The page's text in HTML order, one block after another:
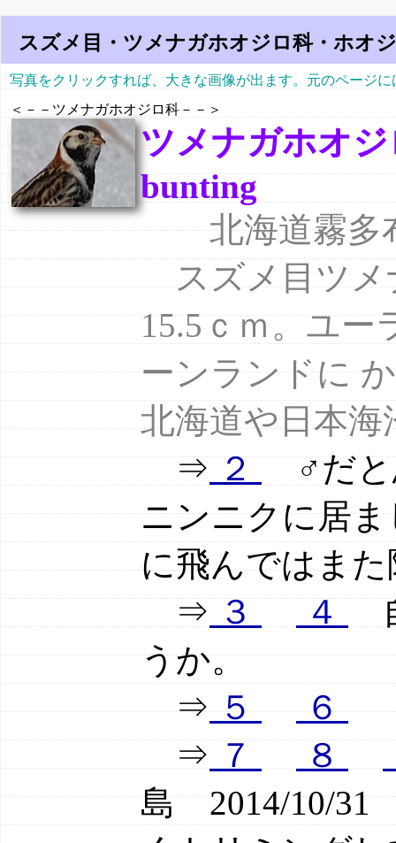
スズメ目・ツメナガホオジロ科・ホオ
写真をクリックすれば、大きな画像が出ます。元のページ
＜－－ツメナガホオジロ科－－＞
ツメナガホオ
bunting
北海道霧
スズメ目ツ
15.5ｃｍ。ユー
ーンランドに
北海道や日本
⇒２♂だと
ニンニクに居
に飛んではま
⇒３ ４自
うか。
⇒５
６
⇒ ７ ８
島 2014/10/31